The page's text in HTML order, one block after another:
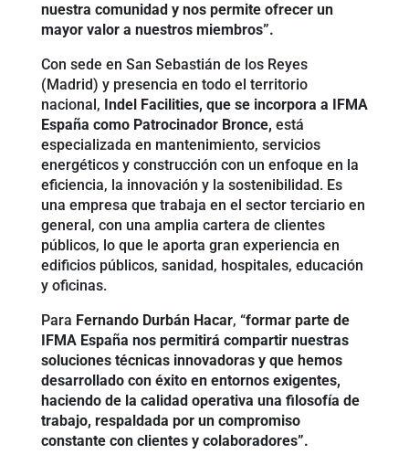
nuestra comunidad y nos permite ofrecer un
mayor valor a nuestros miembros”.
Con sede en San Sebastián de los Reyes
(Madrid) y presencia en todo el territorio
nacional, Indel Facilities, que se incorpora a IFMA
España como Patrocinador Bronce, está
especializada en mantenimiento, servicios
energéticos y construcción con un enfoque en la
eficiencia, la innovación y la sostenibilidad. Es
una empresa que trabaja en el sector terciario en
general, con una amplia cartera de clientes
públicos, lo que le aporta gran experiencia en
edificios públicos, sanidad, hospitales, educación
y oficinas.
Para Fernando Durbán Hacar, “formar parte de
IFMA España nos permitirá compartir nuestras
soluciones técnicas innovadoras y que hemos
desarrollado con éxito en entornos exigentes,
haciendo de la calidad operativa una filosofía de
trabajo, respaldada por un compromiso
constante con clientes y colaboradores”.